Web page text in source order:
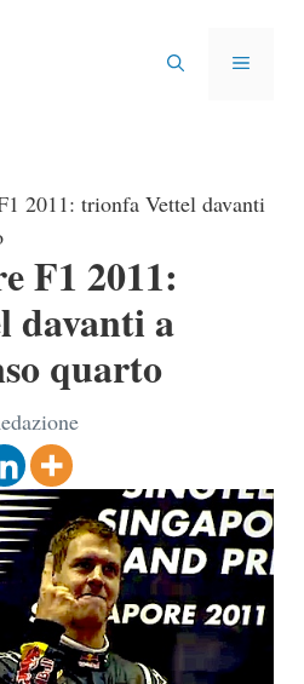
MENU
2011: trionfa Vettel davanti
F1 2011:
davanti a
quarto